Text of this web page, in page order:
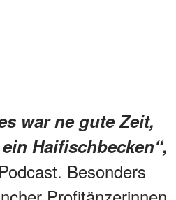
war ne gute Zeit,
Haifischbecken“,
Besonders